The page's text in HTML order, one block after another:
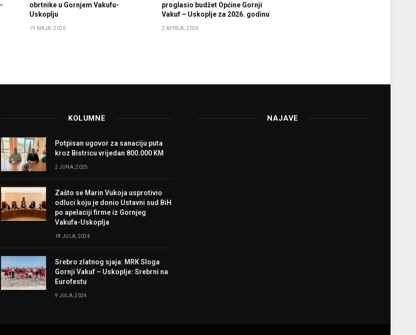
obrtnike u Gornjem Vakufu-
Uskoplju
19 MAJA, 2026
proglasio budžet Općine Gornji
Vakuf – Uskoplje za 2026. godinu
2 APRILA, 2026
KOLUMNE
Potpisan ugovor za sanaciju puta
kroz Bistricu vrijedan 800.000 KM
2 JUNA, 2025
Zašto se Marin Vukoja usprotivio
odluci koju je donio Ustavni sud BiH
po apelaciji firme iz Gornjeg
Vakufa-Uskoplja
18 JULA, 2024
Srebro zlatnog sjaja: MRK Sloga
Gornji Vakuf – Uskoplje: Srebrni na
Eurofestu
9 JULA, 2024
NAJAVE